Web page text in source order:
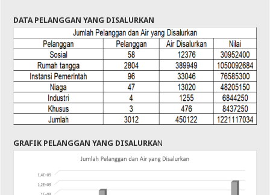
DATA PELANGGAN YANG DISALURKAN
GRAFIK PELANGGAN YANG DISALURKAN